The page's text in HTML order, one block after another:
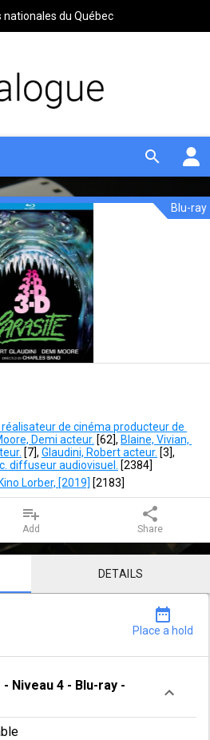
du Québec
search
Blu-ray
réalisateur de cinéma producteur de
Demi acteur. [62], Blaine, Vivian,
[7], Glaudini, Robert acteur. [3]
diffuseur audiovisuel.
[2384]
Lorber, [2019] [2183]
playlist_add
Add
share
Share
DETAILS
date_range
Place a hold
- Niveau 4 - Blu-ray -